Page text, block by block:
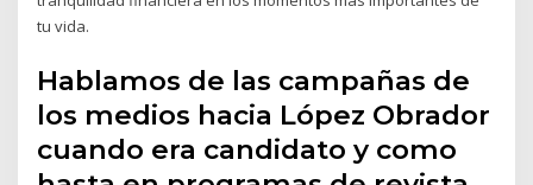
tu vida.
Hablamos de las campañas de
los medios hacia López Obrador
cuando era candidato y como